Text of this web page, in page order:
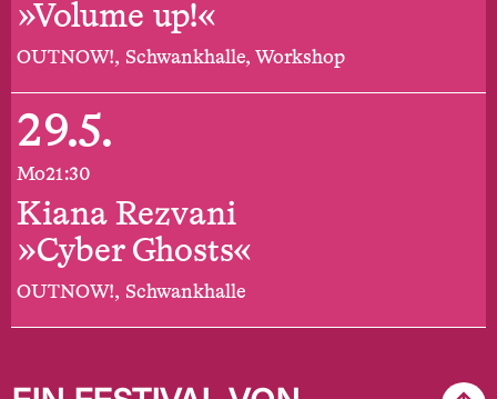
»Volume up!«
OUTNOW!, Schwankhalle, Workshop
29.5.
Mo21:30
Kiana Rezvani
»Cyber Ghosts«
OUTNOW!, Schwankhalle